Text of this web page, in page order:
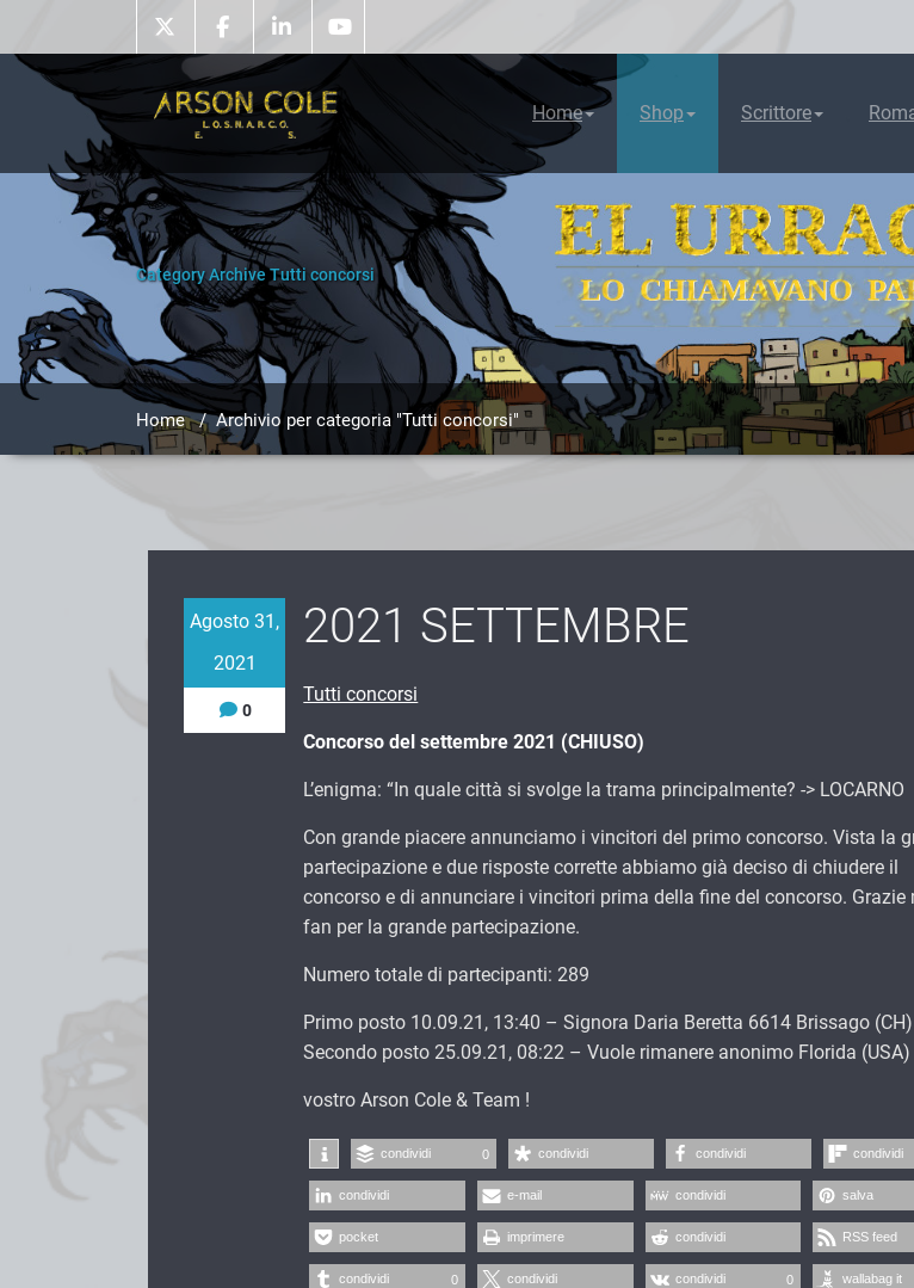
content
Home Shop Scrittore
Category Archive Tutti concorsi
Home/Archivio per categoria "Tutti concorsi"
Agosto 31,
2021
0
2021 SETTEMBRE
Tutti concorsi
Concorso del settembre 2021 (CHIUSO)
L’enigma: “In quale città si svolge la trama principalmente? -> LOCARNO
Con grande piacere annunciamo i vincitori del primo concorso. Vista la
partecipazione e due risposte corrette abbiamo già deciso di chiudere il
concorso e di annunciare i vincitori prima della fine del concorso. Grazie
fan per la grande partecipazione.
Numero totale di partecipanti: 289
Primo posto 10.09.21, 13:40 – Signora Daria Beretta 6614 Brissago (CH)
Secondo posto 25.09.21, 08:22 – Vuole rimanere anonimo Florida (USA)
vostro Arson Cole & Team !
condividi 0 condividi condividi condividi
condividi e-mail condividi salva
pocket imprimere condividi RSS feed
condividi 0 condividi condividi 0 wallabag it